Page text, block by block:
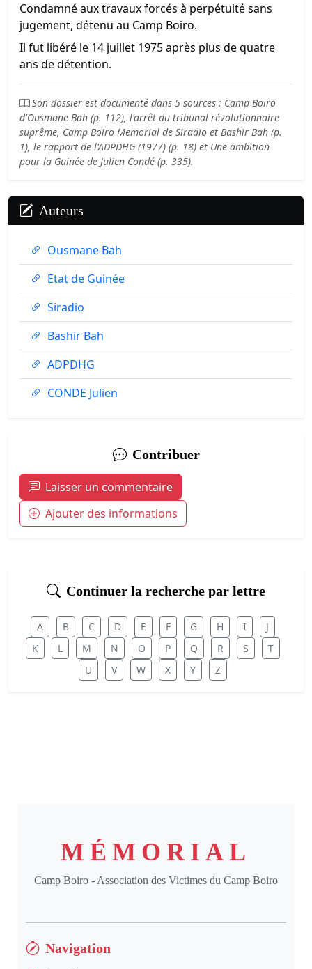
Condamné aux travaux forcés à perpétuité sans
jugement, détenu au Camp Boiro.
Il fut libéré le 14 juillet 1975 après plus de quatre
ans de détention.
Son dossier est documenté dans 5 sources : Camp Boiro
d'Ousmane Bah (p. 112), l'arrêt du tribunal révolutionnaire
suprême, Camp Boiro Memorial de Siradio et Bashir Bah (p.
1), le rapport de l'ADPDHG (1977) (p. 18) et Une ambition
pour la Guinée de Julien Condé (p. 335).
Auteurs
Ousmane Bah
Etat de Guinée
Siradio
Bashir Bah
ADPDHG
CONDE Julien
Contribuer
Laisser un commentaire
Ajouter des informations
Continuer la recherche par lettre
A B C D E F G H I
J
K
L M N O P Q R S
T
U
V W X Y Z
MÉMORIAL
Camp Boiro - Association des Victimes du Camp Boiro
Navigation